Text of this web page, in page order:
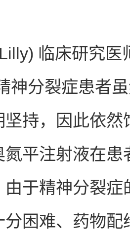
临床研究
神分裂症患者
坚持，因此依
氮平注射液在
由于精神分裂
分困难、药物